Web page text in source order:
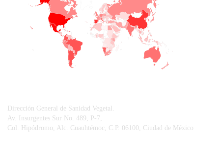
Dirección General de Sanidad Vegetal.
Av. Insurgentes Sur No. 489, P-7,
Col. Hipódromo, Alc. Cuauhtémoc, C.P. 06100, Ciudad de México